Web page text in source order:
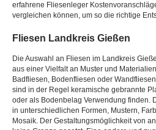
erfahrene Fliesenleger
vergleichen können, um so die richtige
Fliesen Landkreis Gießen
Die Auswahl an Fliesen im Landkreis
aus einer Vielfalt an Muster und
Badfliesen, Bodenfliesen oder
sind in der Regel keramische gebrannte
oder als Bodenbelag Verwendung finden.
in unterschiedlichen Formen, Mustern,
Mosaik. Der Gestaltungsmöglichkeit von